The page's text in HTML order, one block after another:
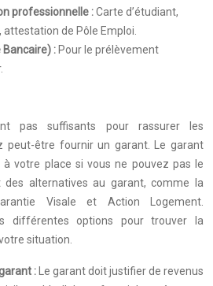
professionnelle :Carte d’étudiant,
de Pôle Emploi.
Bancaire) : Pour le prélèvement
pas suffisants pour rassurer les
peut-être fournir un garant. Le garant
à votre place si vous ne pouvez pas le
alternatives au garant, comme la
Visale et Action Logement.
différentes options pour trouver la
situation.
:
Le garant doit justifier de revenus